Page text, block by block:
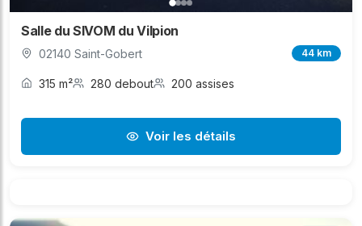
Salle du SIVOM du Vilpion
02140 Saint-Gobert 44 km
315 m² 280 debout 200 assises
Voir les détails